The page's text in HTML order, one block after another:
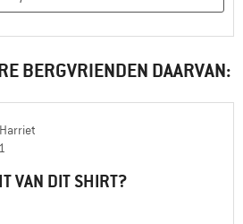
BERGVRIENDEN DAARVAN:
Harriet
VAN DIT SHIRT?